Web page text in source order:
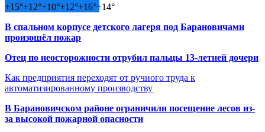
+15°+12°+10°+12°+16°+14°
В спальном корпусе детского лагеря под Барановичами
произошёл пожар
Отец по неосторожности отрубил пальцы 13-летней дочери
Как предприятия переходят от ручного труда к
автоматизированному производству
В Барановичском районе ограничили посещение лесов из-
за высокой пожарной опасности